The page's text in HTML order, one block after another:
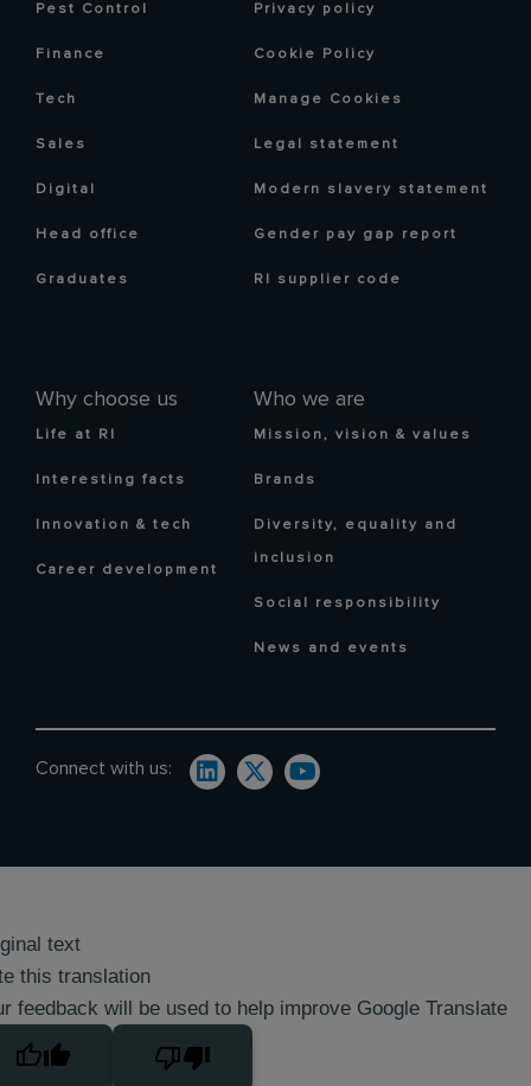
Pest Control
Finance
Tech
Sales
Digital
Head office
Graduates
Why choose us
Life at RI
Interesting facts
Innovation & tech
Career development
Who we are
Mission, vision & values
Brands
Diversity, equality and
inclusion
Social responsibility
News and events
Privacy policy
Cookie Policy
Manage Cookies
Legal statement
Modern slavery statement
Gender pay gap report
RI supplier code
Connect with us:
text
this translation
feedback will be used to help improve Google Translate